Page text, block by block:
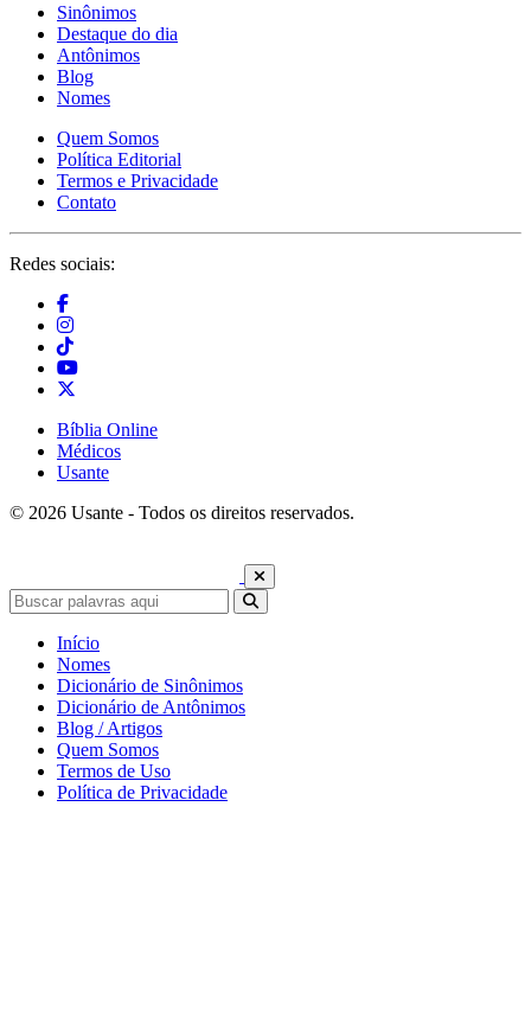
Sinônimos
Destaque do dia
Antônimos
Blog
Nomes
Quem Somos
Política Editorial
Termos e Privacidade
Contato
Redes sociais:
Bíblia Online
Médicos
Usante
© 2026 Usante - Todos os direitos reservados.
Início
Nomes
Dicionário de Sinônimos
Dicionário de Antônimos
Blog / Artigos
Quem Somos
Termos de Uso
Política de Privacidade